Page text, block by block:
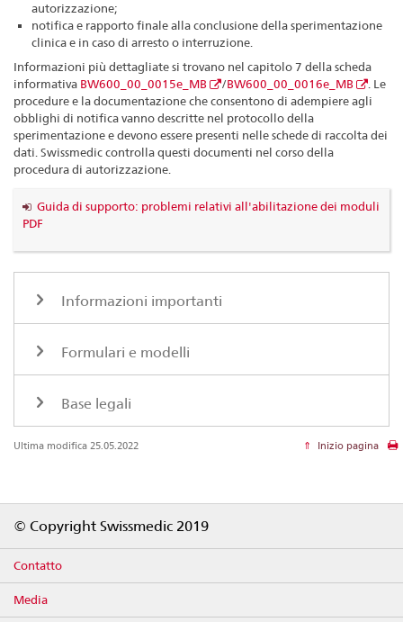
autorizzazione;
notifica e rapporto finale alla conclusione della sperimentazione
clinica e in caso di arresto o interruzione.
Informazioni più dettagliate si trovano nel capitolo 7 della scheda
informativa BW600_00_0015e_MB /BW600_00_0016e_MB
. Le
procedure e la documentazione che consentono di adempiere agli
obblighi di notifica vanno descritte nel protocollo della
sperimentazione e devono essere presenti nelle schede di raccolta dei
dati. Swissmedic controlla questi documenti nel corso della
procedura di autorizzazione.
Guida di supporto: problemi relativi all'abilitazione dei moduli
PDF
Informazioni importanti
Formulari e modelli
Base legali
Ultima modifica 25.05.2022 Inizio pagina
© Copyright Swissmedic 2019
Contatto
Media